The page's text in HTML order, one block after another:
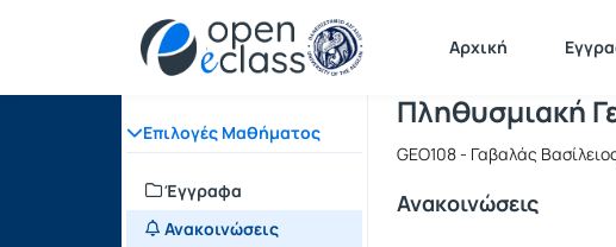
Αρχική
Επιλογές Μαθήματος
Έγγραφα
Ανακοινώσεις
Αρχική Σελίδα
Μάθημα :
Κωδικός :
Πληθυσμιακή
GEO108 - Γαβαλάς
Ανακοινώσεις